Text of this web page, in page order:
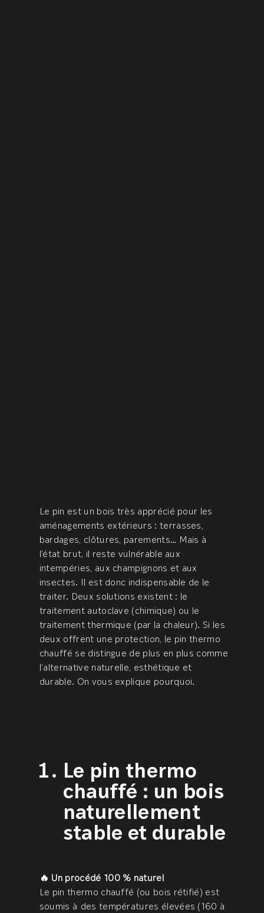
Le pin est un bois très apprécié pour les
aménagements extérieurs : terrasses,
bardages, clôtures, parements… Mais à
l’état brut, il reste vulnérable aux
intempéries, aux champignons et aux
insectes. Il est donc indispensable de le
traiter. Deux solutions existent : le
traitement autoclave (chimique) ou le
traitement thermique (par la chaleur). Si les
deux offrent une protection, le pin thermo
chauffé se distingue de plus en plus comme
l’alternative naturelle, esthétique et
durable. On vous explique pourquoi.
Le pin thermo
chauffé : un bois
naturellement
stable et durable
🔥 Un procédé 100 % naturel
Le pin thermo chauffé (ou bois rétifié) est
soumis à des températures élevées (160 à